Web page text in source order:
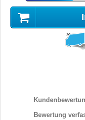
Bewertung